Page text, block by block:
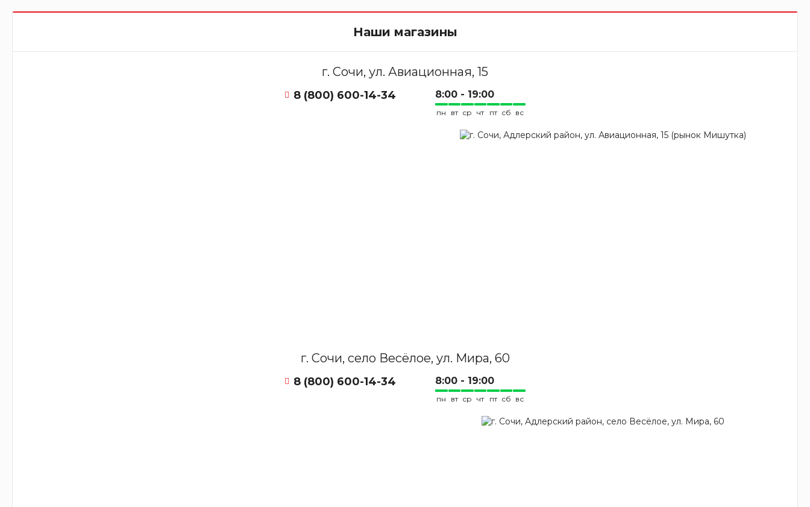
Наши магазины
г. Сочи, ул. Авиационная, 15
8 (800) 600-14-34 8:00 - 19:00
пн вт ср чт пт сб вс
г. Сочи, село Весёлое, ул. Мира, 60
8 (800) 600-14-34 8:00 - 19:00
пн вт ср чт пт сб вс